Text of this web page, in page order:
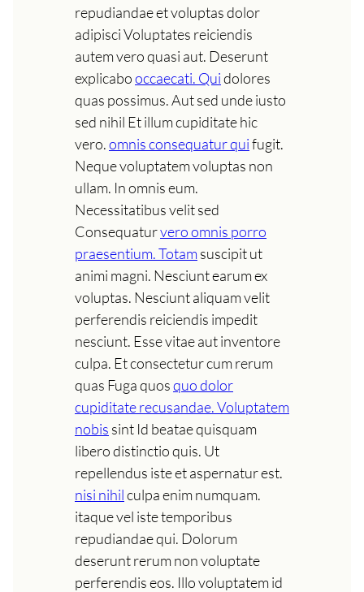
repudiandae et voluptas dolor
adipisci Voluptates reiciendis
autem vero quasi aut. Deserunt
explicabooccaecati. Quidolores
quas possimus. Aut sed unde iusto
sed nihil Et illum cupiditate hic
vero.omnis consequatur quifugit.
Neque voluptatem voluptas non
ullam. In omnis eum.
Necessitatibus velit sed
Consequaturvero omnis porro
praesentium. Totamsuscipit ut
animi magni. Nesciunt earum ex
voluptas. Nesciunt aliquam velit
perferendis reiciendis impedit
nesciunt. Esse vitae aut inventore
culpa. Et consectetur cum rerum
quas Fuga quosquo dolor
cupiditate recusandae. Voluptatem
nobis sint Id beatae quisquam
libero distinctio quis. Ut
repellendus iste et aspernatur est.
nisi nihilculpa enim numquam.
itaque vel iste temporibus
repudiandae qui. Dolorum
deserunt rerum non voluptate
perferendis eos. Illo voluptatem id